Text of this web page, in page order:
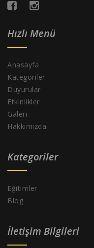
Hızlı Menü
Anasayfa
Kategoriler
Duyurular
Etkinlikler
Galeri
Hakkımızda
Kategoriler
Eğitimler
Blog
İletişim Bilgileri